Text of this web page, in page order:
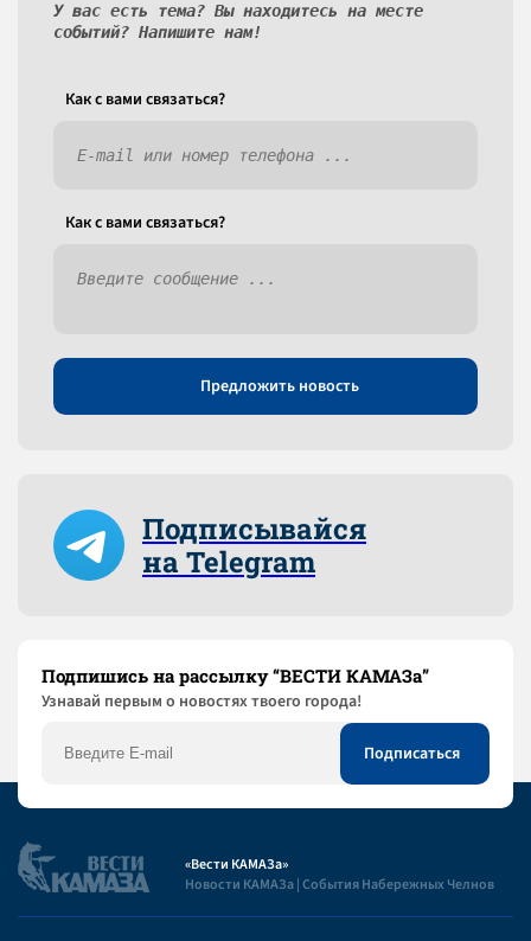
У вас есть тема? Вы находитесь на месте
событий? Напишите нам!
Как c вами связаться?
Как c вами связаться?
Предложить новость
Подписывайся
на Telegram
Подпишись на рассылку “ВЕСТИ КАМАЗа”
Узнaвай первым о новостях твоего города!
«Вести КАМАЗа»
Новости КАМАЗа | События Набережных Челнов